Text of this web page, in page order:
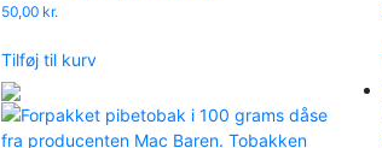
50,00 kr.
Tilføj til kurv